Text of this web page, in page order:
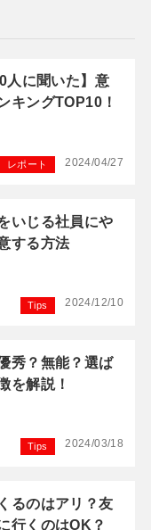
人に聞いた】意
キングTOP10！
2024/04/27
レポート
いじる社員にや
する方法
2024/12/10
Tips
秀？無能？選ば
を解説！
2024/03/18
Tips
るのはアリ？友
行くのはOK？